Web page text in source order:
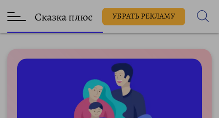
Сказка плюс УБРАТЬ РЕКЛАМУ